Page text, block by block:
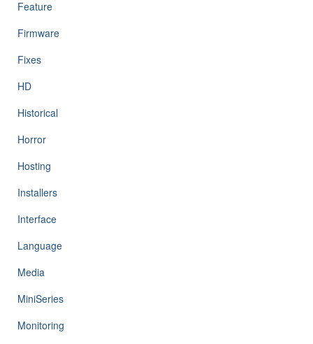
Feature
Firmware
Fixes
HD
Historical
Horror
Hosting
Installers
Interface
Language
Media
MiniSeries
Monitoring